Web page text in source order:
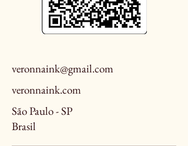
veronnaink@gmail.com
veronnaink.com
São Paulo - SP
Brasil